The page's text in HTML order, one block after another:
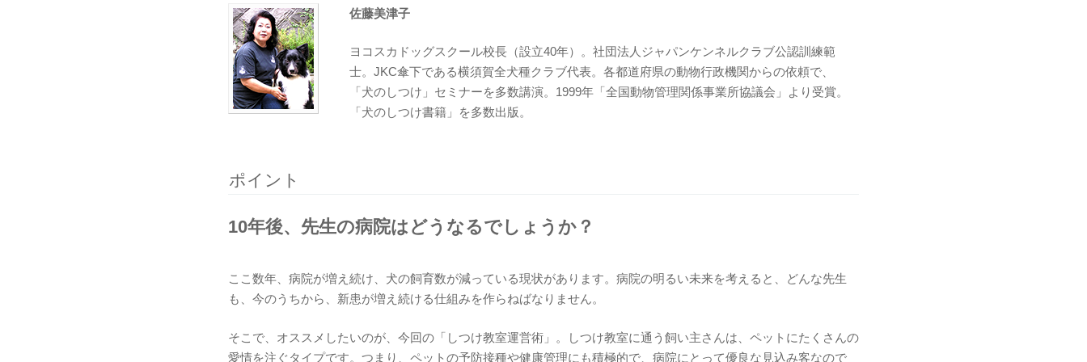
佐藤美津子
ヨコスカドッグスクール校長（設立40年）。社団法人ジャパンケンネルクラブ公認訓練範
士。JKC傘下である横須賀全犬種クラブ代表。各都道府県の動物行政機関からの依頼で、
「犬のしつけ」セミナーを多数講演。1999年「全国動物管理関係事業所協議会」より受賞。
「犬のしつけ書籍」を多数出版。
ポイント
10年後、先生の病院はどうなるでしょうか？
ここ数年、病院が増え続け、犬の飼育数が減っている現状があります。病院の明るい未来を考えると、どんな先生
も、今のうちから、新患が増え続ける仕組みを作らねばなりません。
そこで、オススメしたいのが、今回の「しつけ教室運営術」。しつけ教室に通う飼い主さんは、ペットにたくさんの
愛情を注ぐタイプです。つまり、ペットの予防接種や健康管理にも積極的で、病院にとって優良な見込み客なので